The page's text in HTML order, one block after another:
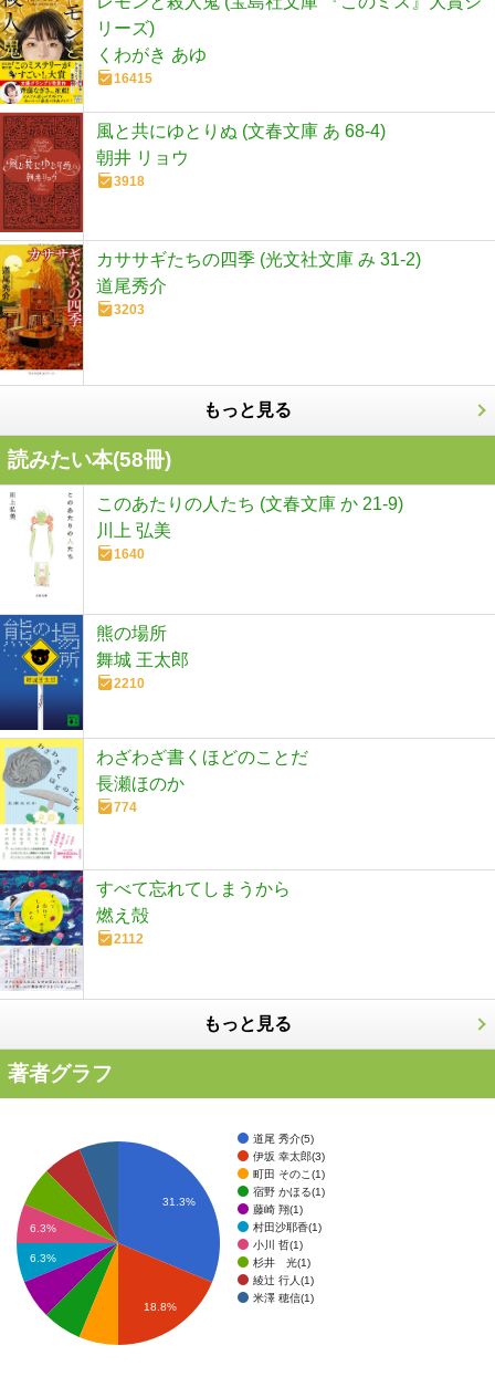
リーズ)
くわがき あゆ
16415
風と共にゆとりぬ (文春文庫 あ 68-4)
朝井 リョウ
3918
カササギたちの四季 (光文社文庫 み 31-2)
道尾秀介
3203
もっと見る
読みたい本(58冊)
このあたりの人たち (文春文庫 か 21-9)
川上 弘美
1640
熊の場所
舞城 王太郎
2210
わざわざ書くほどのことだ
長瀬ほのか
774
すべて忘れてしまうから
燃え殻
2112
もっと見る
著者グラフ
道尾 秀介(5)
伊坂 幸太郎(3)
町田 そのこ(1)
宿野 かほる(1)
藤崎 翔(1)
村田沙耶香(1)
小川 哲(1)
杉井 光(1)
綾辻 行人(1)
米澤 穂信(1)
31.3%
6.3%
6.3%
18.8%